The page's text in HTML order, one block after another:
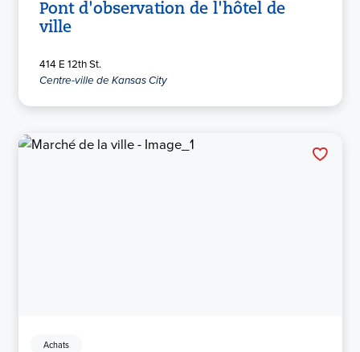
Pont d'observation de l'hôtel de
ville
414 E 12th St.
Centre-ville de Kansas City
Achats